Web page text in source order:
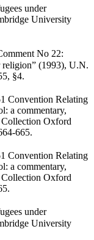
under
University
No 22:
religion” (1993), U.N.
§4.
Convention Relating
a commentary,
Oxford
665.
Convention Relating
a commentary,
Oxford
under
University